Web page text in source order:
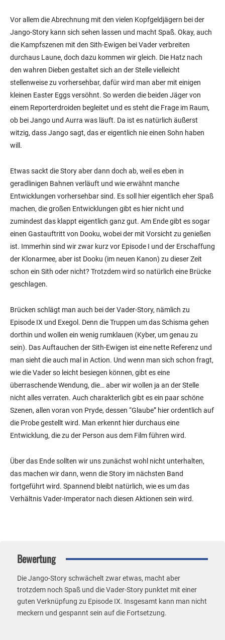
Vor allem die Abrechnung mit den vielen Kopfgeldjägern bei der
Jango-Story kann sich sehen lassen und macht Spaß. Okay, auch
die Kampfszenen mit den Sith-Ewigen bei Vader verbreiten
durchaus Laune, doch dazu kommen wir gleich. Die Hatz nach
den wahren Dieben gestaltet sich an der Stelle vielleicht
stellenweise zu vorhersehbar, dafür wird man aber mit einigen
kleinen Easter Eggs versöhnt. So werden die beiden Jäger von
einem Reporterdroiden begleitet und es steht die Frage im Raum,
ob bei Jango und Aurra was läuft. Da ist es natürlich äußerst
witzig, dass Jango sagt, das er eigentlich nie einen Sohn haben
will.
Etwas sackt die Story aber dann doch ab, weil es eben in
geradlinigen Bahnen verläuft und wie erwähnt manche
Entwicklungen vorhersehbar sind. Es soll hier eigentlich eher Spaß
machen, die großen Entwicklungen gibt es hier nicht und
zumindest das klappt eigentlich ganz gut. Am Ende gibt es sogar
einen Gastauftritt von Dooku, wobei der mit Vorsicht zu genießen
ist. Immerhin sind wir zwar kurz vor Episode I und der Erschaffung
der Klonarmee, aber ist Dooku (im neuen Kanon) zu dieser Zeit
schon ein Sith oder nicht? Trotzdem wird so natürlich eine Brücke
geschlagen.
Brücken schlägt man auch bei der Vader-Story, nämlich zu
Episode IX und Exegol. Denn die Truppen um das Schisma gehen
dorthin und wollen ein wenig rumklauen (Kyber, um genau zu
sein). Das Auftauchen der Sith-Ewigen ist eine nette Referenz und
man sieht die auch mal in Action. Und wenn man sich schon fragt,
wie die Vader so leicht besiegen können, gibt es eine
überraschende Wendung, die… aber wir wollen ja an der Stelle
nicht alles verraten. Auch charakterlich gibt es ein paar schöne
Szenen, allen voran von Pryde, dessen “Glaube” hier ordentlich auf
die Probe gestellt wird. Man erkennt hier durchaus eine
Entwicklung, die zu der Person aus dem Film führen wird.
Über das Ende sollten wir uns zunächst wohl nicht unterhalten,
das machen wir dann, wenn die Story im nächsten Band
fortgeführt wird. Spannend bleibt natürlich, wie es um das
Verhältnis Vader-Imperator nach diesen Aktionen sein wird.
Bewertung
Die Jango-Story schwächelt zwar etwas, macht aber
trotzdem noch Spaß und die Vader-Story punktet mit einer
guten Verknüpfung zu Episode IX. Insgesamt kann man nicht
meckern und gespannt sein auf die Fortsetzung.